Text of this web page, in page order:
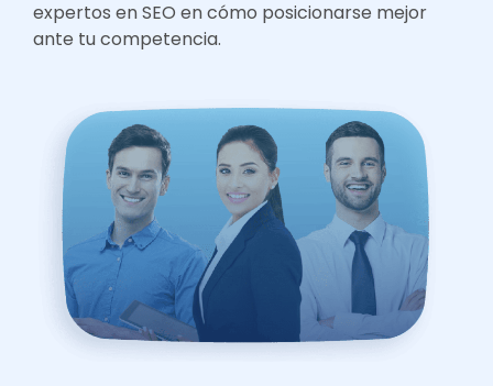
expertos en SEO en cómo posicionarse mejor
ante tu competencia.